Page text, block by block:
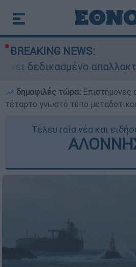
BREAKING NEWS:
απαλλακτικό για
δημοφιλές τώρα: Επιστήμονες
τέταρτο γνωστό τύπο
Τελευταία νέα και